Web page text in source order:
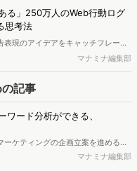
生成AIを活用したオンラインインタ
何が違うのか、得られた示唆には
の菅野光則氏、中島恵美子氏に詳
る」250万人のWeb行動ログ
思考法
現のアイデアをキャッチフレーズ
募集する公募広告賞「第63回宣伝会
ました。一般部門において、ヴァ
ル「Dockpit」のサービスコピー
ね。」を考案した電通クリエイテ
が協賛企業賞を受賞。藤田さんはど
着いたのか、また、コピーライテ
どのような考え方をしているのか。
しました。
マナミナ編集部
記事
ワード分析ができる、
ケティングの企画立案を進める上
性がより高まっています。Web行動
マナミナ編集部